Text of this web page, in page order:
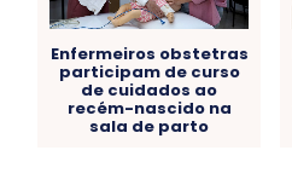
Enfermeiros obstetras
participam de curso
de cuidados ao
recém-nascido na
sala de parto